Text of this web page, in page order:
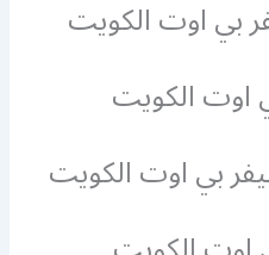
بي اوت الكويت
اوت الكويت
بي اوت الكويت